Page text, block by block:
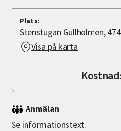
Plats:
Stenstugan Gullholmen,
Visa på karta
Anmälan
Se informationstext.